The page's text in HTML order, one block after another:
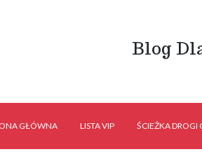
Blog
GŁÓWNA LISTA VIP ŚCIEŻKA DROGI